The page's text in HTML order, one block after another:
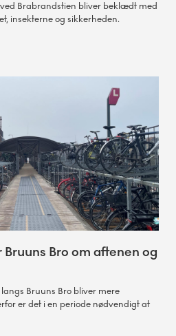
Brabrandstien bliver beklædt med
insekterne og sikkerheden.
Bro om aftenen og
Bruuns Bro bliver mere
er det i en periode nødvendigt at